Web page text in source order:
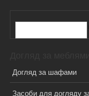
Пошук
Догляд за шафами
Засоби для догляду